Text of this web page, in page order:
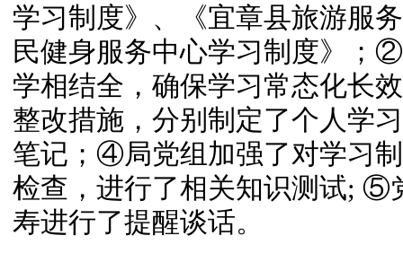
学习制度》、《宜章县旅游服
民健身服务中心学习制度》；
学相结全，确保学习常态化长
整改措施，分别制定了个人学
笔记；④局党组加强了对学习
检查，进行了相关知识测试; ⑤
寿进行了提醒谈话。